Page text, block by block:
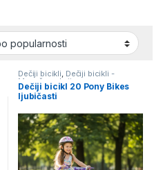
po popularnosti
Dečiji bicikli, Dečiji bicikli -
Mesečna akcija
Dečiji bicikl 20 Pony Bikes
ljubičasti